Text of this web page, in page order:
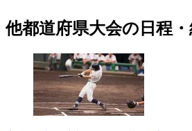
他都道府県大会の日程